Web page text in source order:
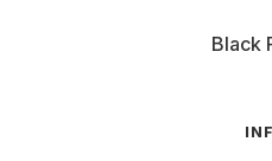
Black